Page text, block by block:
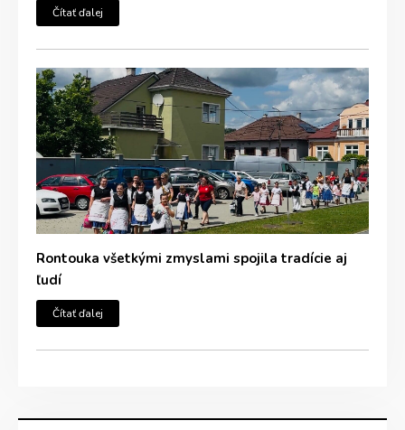
Čítať ďalej
Rontouka všetkými zmyslami spojila tradície aj
ľudí
Čítať ďalej